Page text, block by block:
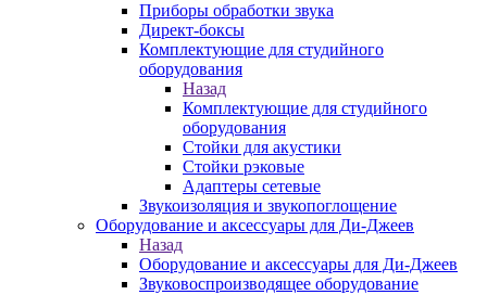
Приборы обработки звука
Директ-боксы
Комплектующие для студийного
оборудования
Назад
Комплектующие для студийного
оборудования
Стойки для акустики
Стойки рэковые
Адаптеры сетевые
Звукоизоляция и звукопоглощение
Оборудование и аксессуары для Ди-Джеев
Назад
Оборудование и аксессуары для Ди-Джеев
Звуковоспроизводящее оборудование